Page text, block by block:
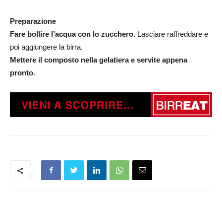
Preparazione
Fare bollire l’acqua con lo zucchero. Lasciare raffreddare e
poi aggiungere la birra.
Mettere il composto nella gelatiera e servite appena
pronto.